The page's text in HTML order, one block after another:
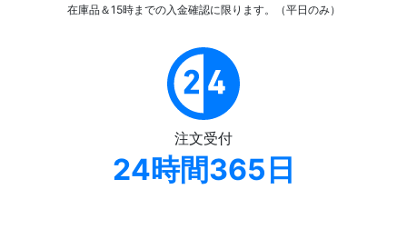
在庫品＆15時までの入金確認に限ります。（平日のみ）
注文受付
24時間365日